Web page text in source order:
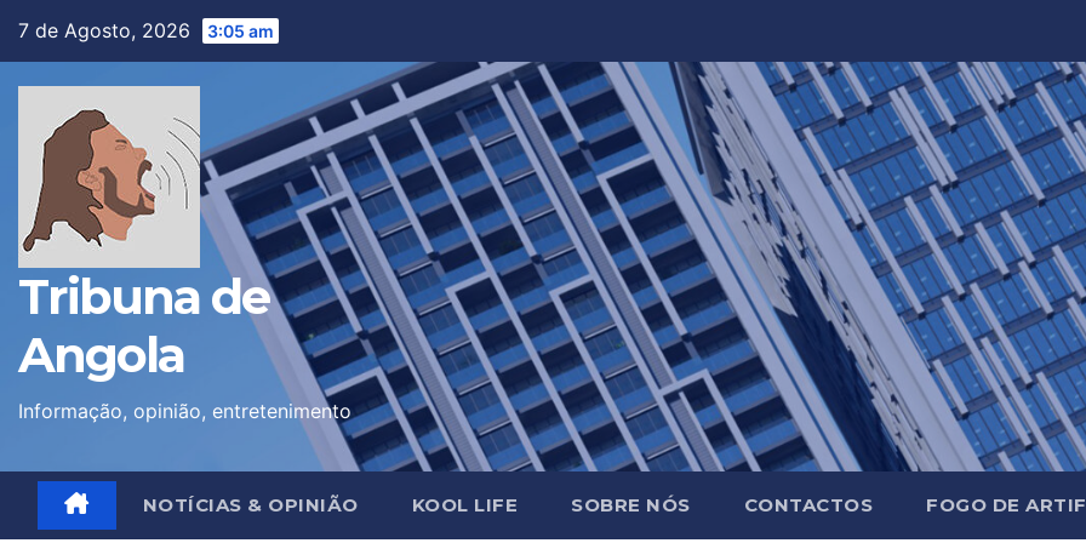
7 de Agosto, 2026 3:05 am
Tribuna de
Angola
Informação, opinião, entretenimento
NOTÍCIAS & OPINIÃO KOOL LIFE SOBRE NÓS CONTACTOS FOGO DE